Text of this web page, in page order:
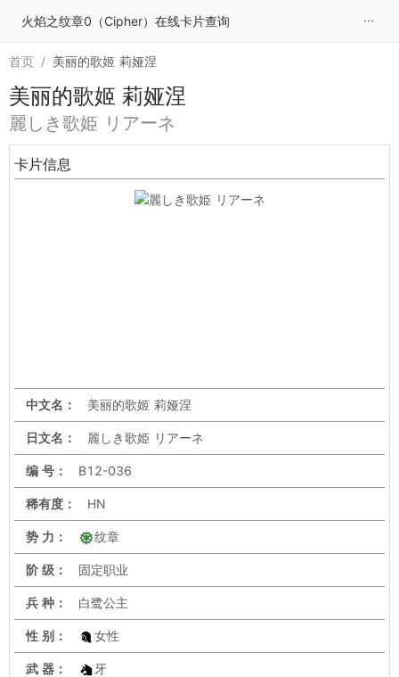
火焰之纹章0（Cipher）在线卡片查询 ···
首页 / 美丽的歌姬 莉娅涅
美丽的歌姬 莉娅涅
麗しき歌姫 リアーネ
卡片信息
中文名： 美丽的歌姬 莉娅涅
日文名： 麗しき歌姫 リアーネ
编 号： B12-036
稀有度： HN
势 力： 纹章
阶 级： 固定职业
兵 种： 白鹭公主
性 别： 女性
武 器： 牙